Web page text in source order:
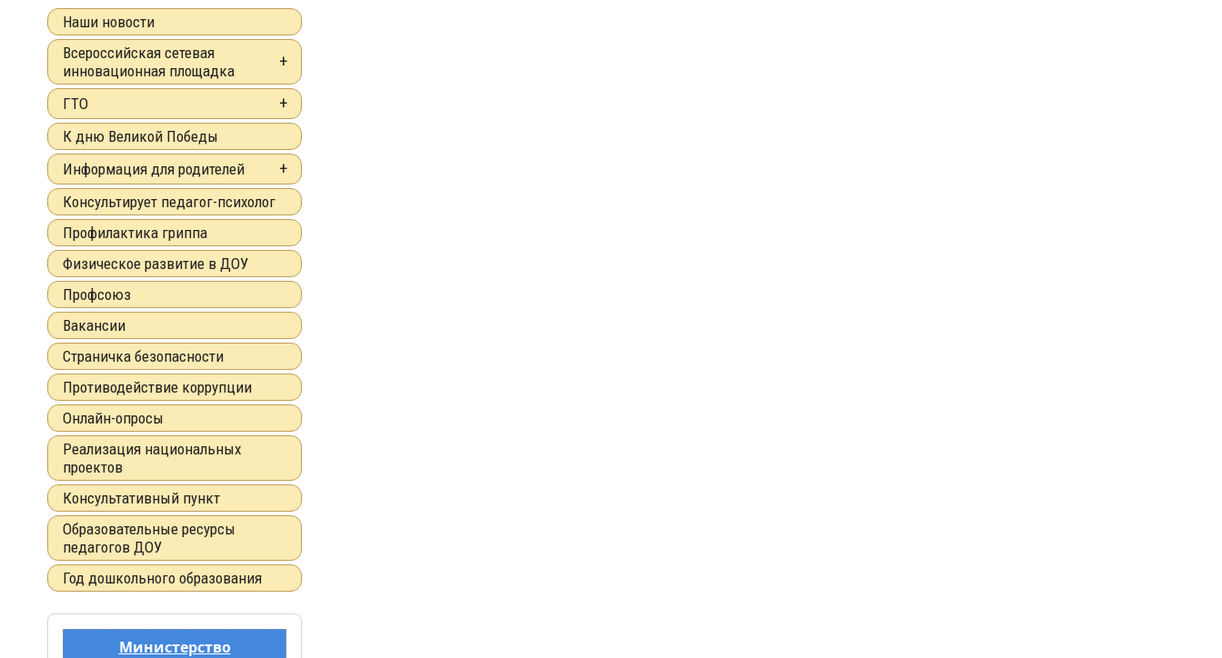
Наши новости
Всероссийская сетевая
инновационная площадка
ГТО
К дню Великой Победы
Информация для родителей
Консультирует педагог-психолог
Профилактика гриппа
Физическое развитие в ДОУ
Профсоюз
Вакансии
Страничка безопасности
Противодействие коррупции
Онлайн-опросы
Реализация национальных
проектов
Консультативный пункт
Образовательные ресурсы
педагогов ДОУ
Год дошкольного образования
Министерство